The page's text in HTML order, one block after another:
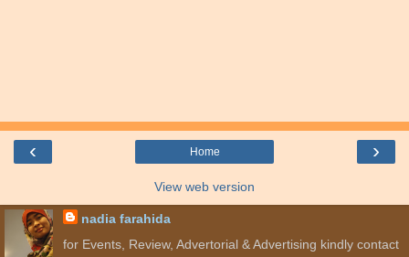
‹ ›
Home
View web version
nadia farahida
for Events, Review, Advertorial & Advertising kindly contact